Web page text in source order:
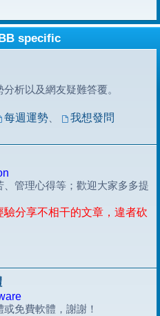
specific
析以及網友疑難答覆。
每週運勢、
我想發問
管理心得等；歡迎大家多多提
分享不相干的文章，違者砍
免費軟體，謝謝！